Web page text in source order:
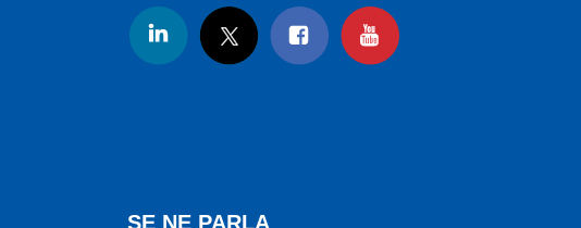
SE NE PARLA